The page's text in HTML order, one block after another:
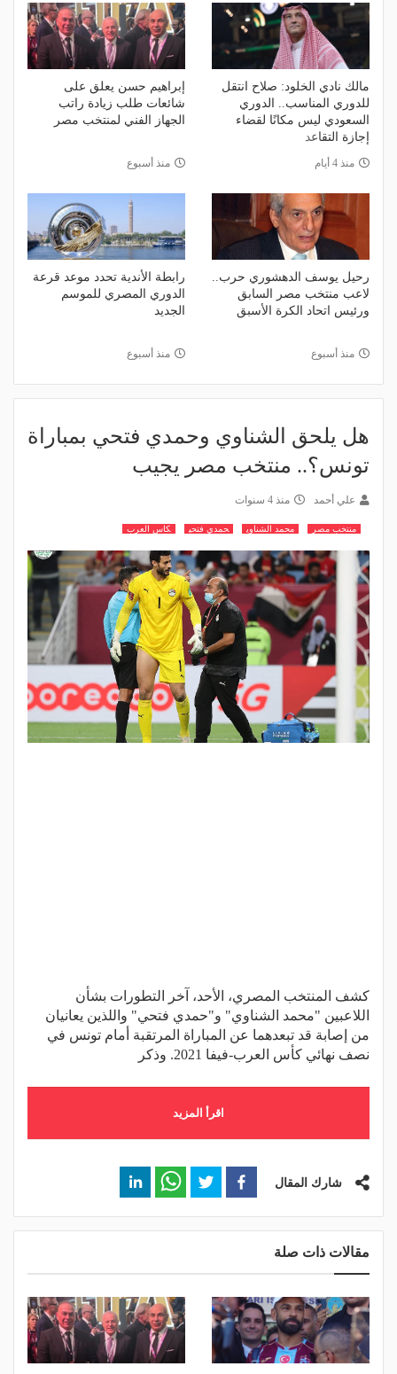
مالك نادي الخلود: صلاح انتقل
للدوري المناسب.. الدوري
السعودي ليس مكانًا لقضاء
إجازة التقاعد
منذ 4 أيام
إبراهيم حسن يعلق على
شائعات طلب زيادة راتب
الجهاز الفني لمنتخب مصر
منذ أسبوع
رحيل يوسف الدهشوري حرب..
لاعب منتخب مصر السابق
ورئيس اتحاد الكرة الأسبق
منذ أسبوع
رابطة الأندية تحدد موعد قرعة
الدوري المصري للموسم
الجديد
منذ أسبوع
هل يلحق الشناوي وحمدي فتحي بمباراة
تونس؟.. منتخب مصر يجيب
علي أحمد منذ 4 سنوات
منتخب مصر محمد الشناوي حمدي فتحي كاس العرب
كشف المنتخب المصري، الأحد، آخر التطورات بشأن
اللاعبين "محمد الشناوي" و"حمدي فتحي" واللذين يعانيان
من إصابة قد تبعدهما عن المباراة المرتقبة أمام تونس في
نصف نهائي كأس العرب-فيفا 2021. وذكر
اقرأ المزيد
شارك المقال
مقالات ذات صلة